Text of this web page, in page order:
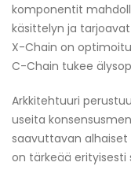
komponentit
käsittelyn ja
X-Chain on
C-Chain tukee
Arkkitehtuuri
useita
saavuttavan alhaiset
on tärkeää